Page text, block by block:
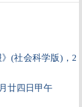
社会科学版)，2
廿四日甲午